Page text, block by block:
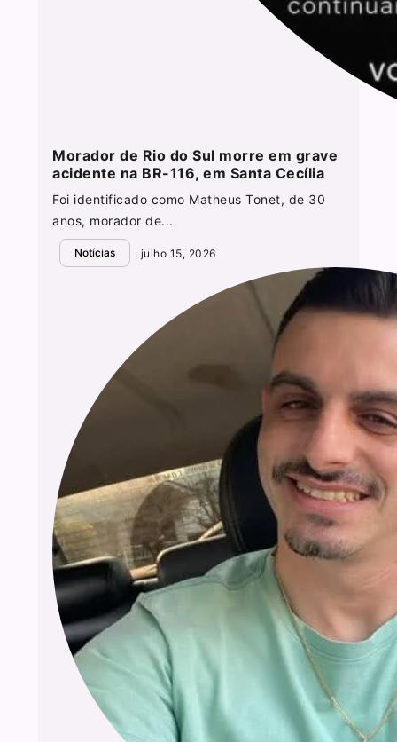
Morador de Rio do Sul morre em grave
acidente na BR-116, em Santa Cecília
Foi identificado como Matheus Tonet, de 30
anos, morador de...
Notícias julho 15, 2026